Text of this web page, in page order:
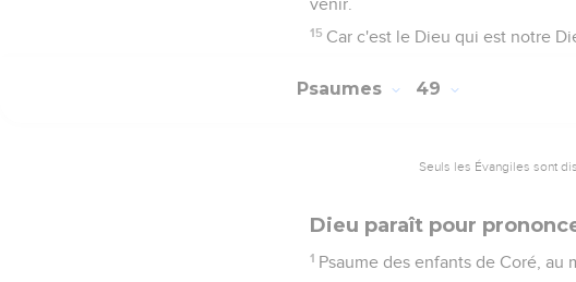
venir.
15 Car c'est le Dieu qui est notre
Psaumes 49
Seuls les Évangiles sont
Dieu paraît pour
1 Psaume des enfants de Coré, au